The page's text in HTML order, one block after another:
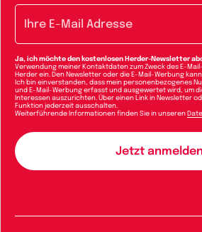
Ja, ich möchte den kostenlosen Herder-Newsletter
Verwendung meiner Kontaktdaten zum Zweck des E-
Herder ein. Den Newsletter oder die E-Mail-Werbung
Ich bin einverstanden, dass mein personenbezogenes
und E-Mail-Werbung erfasst und ausgewertet wird, um
Interessen auszurichten. Über einen Link in Newsletter
Funktion jederzeit ausschalten.
Weiterführende Informationen finden Sie in unseren